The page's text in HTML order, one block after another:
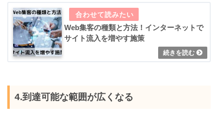
Web集客の種類と方法！インターネットで
サイト流入を増やす施策
4.到達可能な範囲が広くなる